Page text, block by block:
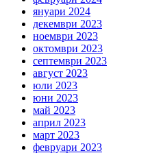
януари 2024
декември 2023
ноември 2023
октомври 2023
септември 2023
август 2023
юли 2023
юни 2023
май 2023
април 2023
март 2023
февруари 2023